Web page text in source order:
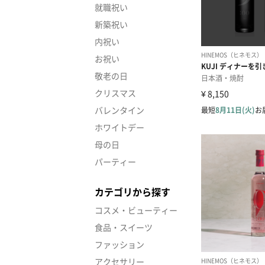
就職祝い
新築祝い
内祝い
お祝い
敬老の日
クリスマス
バレンタイン
ホワイトデー
母の日
パーティー
カテゴリから探す
コスメ・ビューティー
食品・スイーツ
ファッション
アクセサリー